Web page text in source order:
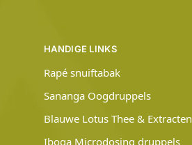
HANDIGE LINKS
Rapé snuiftabak
Sananga Oogdruppels
Blauwe Lotus Thee & Extracten
Iboga Microdosing druppels